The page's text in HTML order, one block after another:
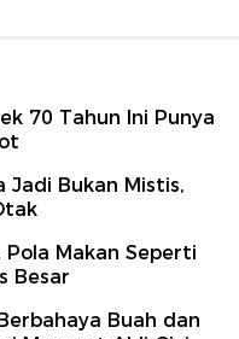
70 Tahun Ini Punya
Jadi Bukan Mistis,
Makan Seperti
Besar
Buah dan